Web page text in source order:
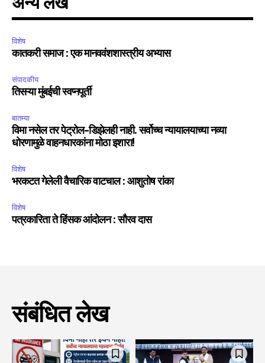
अन्य लेख
विशेष
कातकरी समाज : एक मानववंशशास्त्रीय अभ्यास
संपादकीय
तिसऱ्या मुंबईची स्वप्नपूर्ती
बातम्या
विमा नसेल तर पेट्रोल-डिझेलही नाही. सर्वोच्च न्यायालयाच्या नव्या
धोरणामुळे वाहनधारकांना मोठा इशारा!
विशेष
भरकटत गेलेली वैचारिक वाटचाल : आशुतोष रांका
विशेष
पत्रकारिता ते हिंसक आंदोलन : सौरव दास
संबंधित लेख